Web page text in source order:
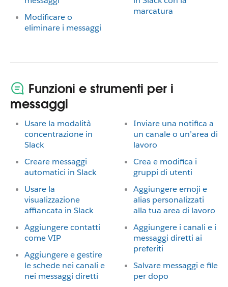
Modificare o
eliminare i messaggi
marcatura
Funzioni e strumenti per i
messaggi
Usare la modalità
concentrazione in
Slack
Creare messaggi
automatici in Slack
Usare la
visualizzazione
affiancata in Slack
Aggiungere contatti
come VIP
Aggiungere e gestire
le schede nei canali e
nei messaggi diretti
Inviare una notifica a
un canale o un’area di
lavoro
Crea e modifica i
gruppi di utenti
Aggiungere emoji e
alias personalizzati
alla tua area di lavoro
Aggiungere i canali e i
messaggi diretti ai
preferiti
Salvare messaggi e file
per dopo